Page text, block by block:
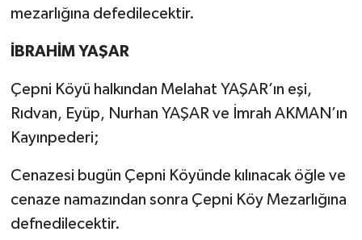
mezarlığına defedilecektir.
İBRAHİM YAŞAR
Çepni Köyü halkından Melahat YAŞAR’ın eşi,
Rıdvan, Eyüp, Nurhan YAŞAR ve İmrah AKMAN’ın
Kayınpederi;
Cenazesi bugün Çepni Köyünde kılınacak öğle ve
cenaze namazından sonra Çepni Köy Mezarlığına
defnedilecektir.